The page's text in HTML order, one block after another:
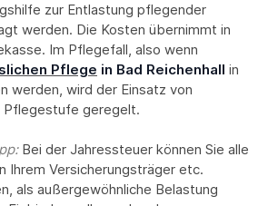
zur Entlastung pflegender
werden. Die Kosten übernimmt in
Im Pflegefall, also wenn
Pflege in Bad Reichenhall in
werden, wird der Einsatz von
Pflegestufe geregelt.
Bei der Jahressteuer können Sie alle
Ihrem Versicherungsträger etc.
als außergewöhnliche Belastung